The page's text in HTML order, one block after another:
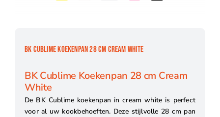
BK CUBLIME KOEKENPAN 28 CM CREAM WHITE
BK Cublime Koekenpan 28 cm Cream
White
De BK Cublime koekenpan in cream white is perfect
voor al uw kookbehoeften. Deze stijlvolle 28 cm pan